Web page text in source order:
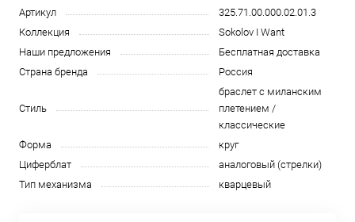
Артикул
325.71.00.000.02.01.3
Коллекция
Sokolov I Want
Наши предложения
Бесплатная доставка
Страна бренда
Россия
Стиль
браслет с миланским
плетением /
классические
Форма
круг
Циферблат
аналоговый (стрелки)
Тип механизма
кварцевый